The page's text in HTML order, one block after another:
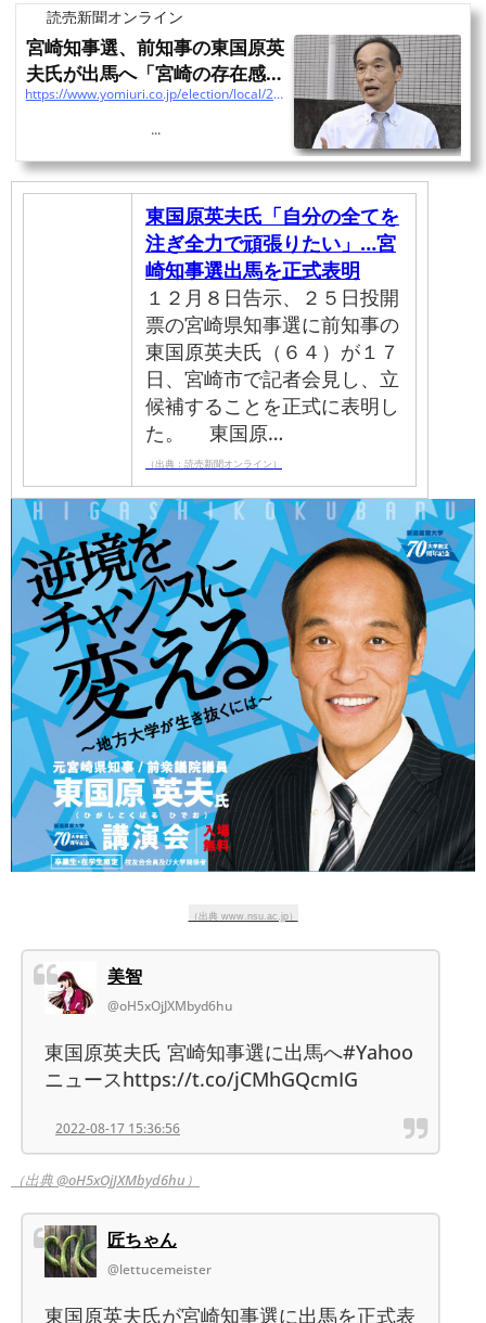
読売新聞オンライン
宮崎知事選、前知事の東国原英
夫氏が出馬へ「宮崎の存在感・
知名度落ちている」
https://www.yomiuri.co.jp/election/local/20220814-OYT1T50101/?ref=yahoo
...
東国原英夫氏「自分の全てを
注ぎ全力で頑張りたい」…宮
崎知事選出馬を正式表明
１２月８日告示、２５日投開
票の宮崎県知事選に前知事の
東国原英夫氏（６４）が１７
日、宮崎市で記者会見し、立
候補することを正式に表明し
た。 東国原…
（出典：読売新聞オンライン）
（出典 www.nsu.ac.jp）
美智
@oH5xOjJXMbyd6hu
東国原英夫氏 宮崎知事選に出馬へ#Yahoo
ニュースhttps://t.co/jCMhGQcmIG
2022-08-17 15:36:56
（出典 @oH5xOjJXMbyd6hu）
匠ちゃん
@lettucemeister
東国原英夫氏が宮崎知事選に出馬を正式表